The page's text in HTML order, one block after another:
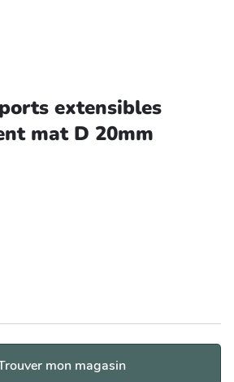
air
extensibles
mat D 20mm
mon magasin